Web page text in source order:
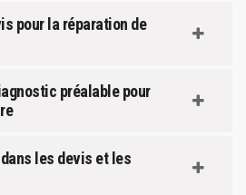
pour la réparation de
préalable pour
les devis et les